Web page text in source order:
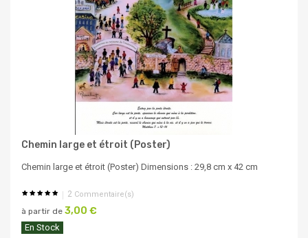
Chemin large et étroit (Poster)
Chemin large et étroit (Poster) Dimensions : 29,8 cm x 42 cm
2 Commentaire(s)
à partir de 3,00 €
En Stock